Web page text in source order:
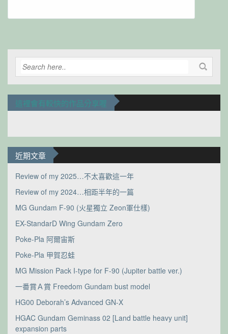
這裡會有較快的作品分享喔
近期文章
Review of my 2025…不太喜歡這一年
Review of my 2024…相距半年的一篇
MG Gundam F-90 (火星獨立 Zeon軍仕樣)
EX-StandarD Wing Gundam Zero
Poke-Pla 阿爾宙斯
Poke-Pla 甲賀忍蛙
MG Mission Pack I-type for F-90 (Jupiter battle ver.)
一番賞Ａ賞 Freedom Gundam bust model
HG00 Deborah’s Advanced GN-X
HGAC Gundam Geminass 02 [Land battle heavy unit]
expansion parts